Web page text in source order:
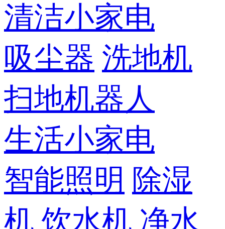
清洁小家电
吸尘器 洗地机
扫地机器人
生活小家电
智能照明 除湿
机 饮水机 净水